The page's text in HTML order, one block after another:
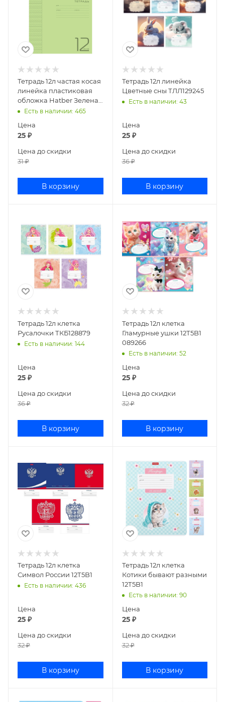
Тетрадь 12л частая косая
линейка пластиковая
обложка Hatber Зеленая
12Т5В5 088438
Есть в наличии: 465
Цена
25 ₽
Цена до скидки
31₽
В корзину
Тетрадь 12л линейка
Цветные сны ТЛЛ129245
Есть в наличии: 43
Цена
25₽
Цена до скидки
36₽
В корзину
Тетрадь 12л клетка
Русалочки ТКБ128879
Есть в наличии: 144
Цена
25 ₽
Цена до скидки
36₽
В корзину
Тетрадь 12л клетка
Гламурные ушки 12Т5B1
089266
Есть в наличии: 52
Цена
25₽
Цена до скидки
32₽
В корзину
Тетрадь 12л клетка
Символ России 12Т5B1
Есть в наличии: 436
Цена
25 ₽
Цена до скидки
32₽
В корзину
Тетрадь 12л клетка
Котики бывают разными
12Т5B1
Есть в наличии: 90
Цена
25₽
Цена до скидки
32₽
В корзину